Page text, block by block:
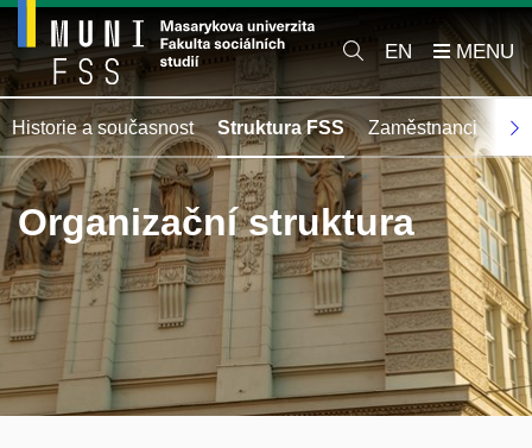
EN
Historie a současnost Struktura FSS Zaměstnanci
Organizační struktura